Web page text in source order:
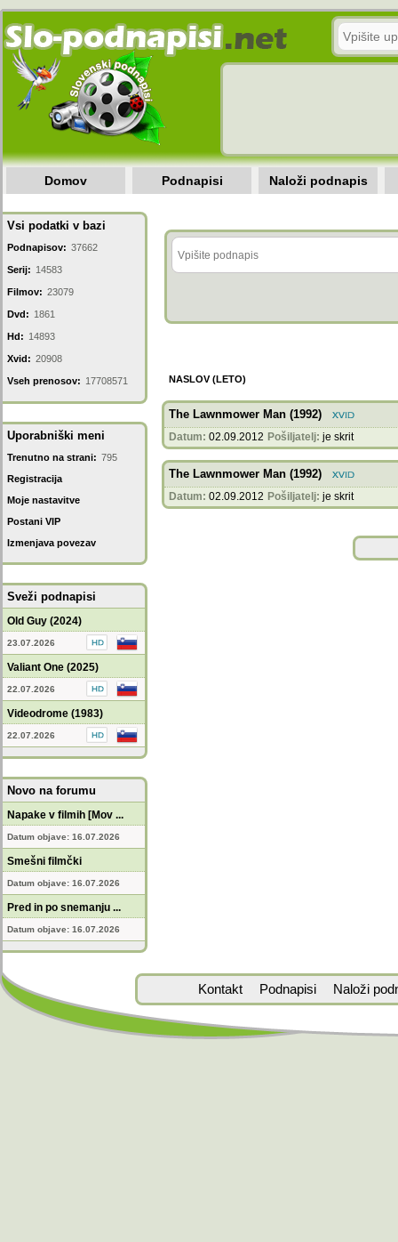
Domov Podnapisi Naloži podnapis
Vsi podatki v bazi
Podnapisov: 37662
Serij: 14583
Filmov: 23079
Dvd: 1861
Hd: 14893
Xvid: 20908
Vseh prenosov: 17708571
Uporabniški meni
Trenutno na strani: 795
Registracija
Moje nastavitve
Postani VIP
Izmenjava povezav
Sveži podnapisi
Old Guy (2024)
23.07.2026
Valiant One (2025)
22.07.2026
Videodrome (1983)
22.07.2026
Novo na forumu
Napake v filmih [Mov ...
Datum objave: 16.07.2026
Smešni filmčki
Datum objave: 16.07.2026
Pred in po snemanju ...
Datum objave: 16.07.2026
NASLOV (LETO)
The Lawnmower Man (1992)
Datum: 02.09.2012 Pošiljatelj: je skrit
The Lawnmower Man (1992)
Datum: 02.09.2012 Pošiljatelj: je skrit
Kontakt Podnapisi Naloži